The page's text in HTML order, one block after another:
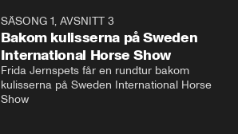
rakt in i värmen.
SÄSONG 1, AVSNITT 3
Bakom kulisserna på Sweden
International Horse Show
Frida Jernspets får en rundtur bakom
kulisserna på Sweden International Horse
Show